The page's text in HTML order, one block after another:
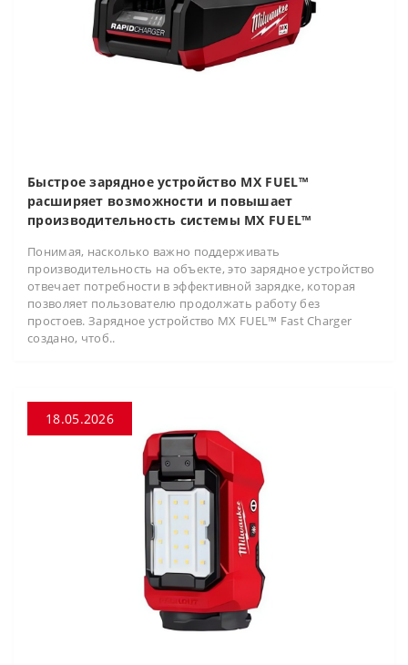
Быстрое зарядное устройство MX FUEL™
расширяет возможности и повышает
производительность системы MX FUEL™
Понимая, насколько важно поддерживать
производительность на объекте, это зарядное устройство
отвечает потребности в эффективной зарядке, которая
позволяет пользователю продолжать работу без
простоев. Зарядное устройство MX FUEL™ Fast Charger
создано, чтоб..
18.05.2026